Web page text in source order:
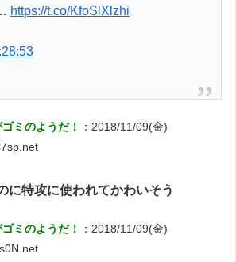
https://t.co/KfoSlXlzhi
ミのようだ！
：2018/11/09(金)
に特攻に使われてかわいそう
ミのようだ！
：2018/11/09(金)